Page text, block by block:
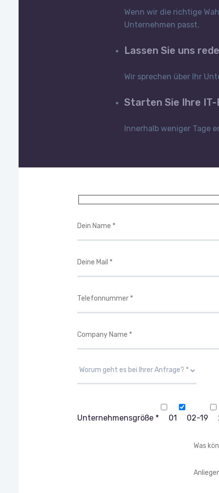
Wenn wir die richtige
Unternehmen passt.
Lassen Sie uns
Wir sprechen über Ihr
Starten Sie Ihre
Innerhalb weniger Tage
Unternehmensgröße * 01 02-19